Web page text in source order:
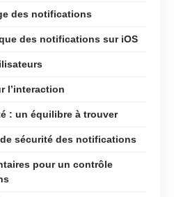
des notifications
des notifications sur iOS
l’interaction
: un équilibre à trouver
sécurité des notifications
pour un contrôle